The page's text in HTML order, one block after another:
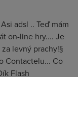
adsl .. Teď mám
on-line hry.... Je
levný prachy!§
Contactelu... Co
Flash